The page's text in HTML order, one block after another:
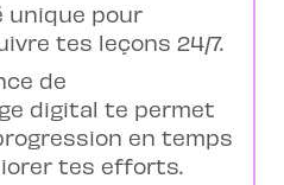
unique pour
tes leçons 24/7.
de
digital te permet
en temps
tes efforts.